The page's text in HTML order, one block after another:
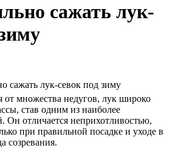
сажать лук-
от множества недугов, лук широко
став одним из наиболее
Он отличается неприхотливостью,
при правильной посадке и уходе в
созревания.